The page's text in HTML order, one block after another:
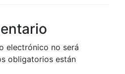
electrónico no será
obligatorios están